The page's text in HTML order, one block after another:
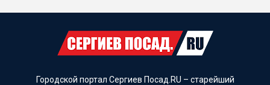
Городской портал Сергиев Посад.RU – старейший